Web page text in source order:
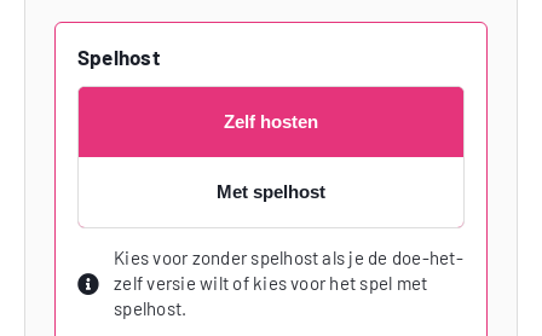
Spelhost
Zelf hosten
Met spelhost
Kies voor zonder spelhost als je de doe-het-
zelf versie wilt of kies voor het spel met
spelhost.